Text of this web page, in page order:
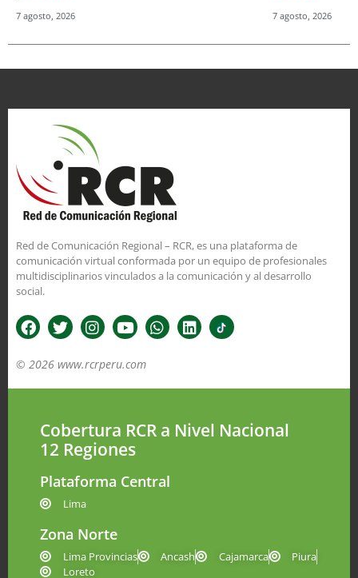
7 agosto, 2026 7 agosto, 2026
Red de Comunicación Regional – RCR, es una plataforma de
comunicación virtual conformada por un equipo de profesionales
multidisciplinarios vinculados a la comunicación y al desarrollo
social.
© 2026 www.rcrperu.com
Cobertura RCR a Nivel Nacional
12 Regiones
Plataforma Central
Lima
Zona Norte
Lima Provincias Ancash Cajamarca
Piura
Loreto